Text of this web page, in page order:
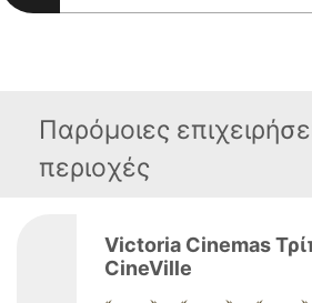
Παρόμοιες
περιοχές
Victoria Cinemas
CineVille